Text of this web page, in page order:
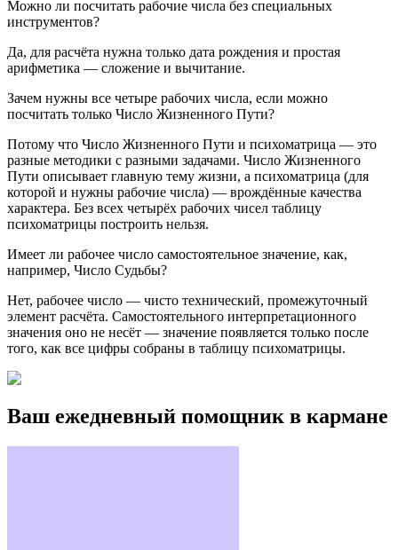
Можно ли посчитать рабочие числа без специальных
инструментов?
Да, для расчёта нужна только дата рождения и простая
арифметика — сложение и вычитание.
Зачем нужны все четыре рабочих числа, если можно
посчитать только Число Жизненного Пути?
Потому что Число Жизненного Пути и психоматрица — это
разные методики с разными задачами. Число Жизненного
Пути описывает главную тему жизни, а психоматрица (для
которой и нужны рабочие числа) — врождённые качества
характера. Без всех четырёх рабочих чисел таблицу
психоматрицы построить нельзя.
Имеет ли рабочее число самостоятельное значение, как,
например, Число Судьбы?
Нет, рабочее число — чисто технический, промежуточный
элемент расчёта. Самостоятельного интерпретационного
значения оно не несёт — значение появляется только после
того, как все цифры собраны в таблицу психоматрицы.
Ваш ежедневный помощник в кармане